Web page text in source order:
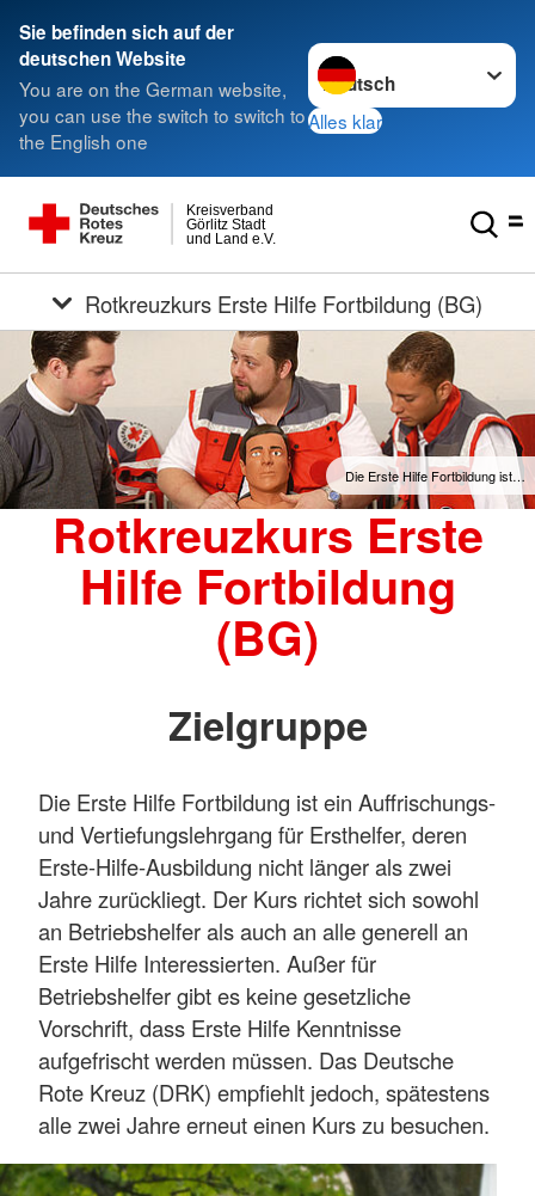
Sie befinden sich auf der
deutschen Website
You are on the German website,
you can use the switch to switch to
the English one
Sprache wechseln zu
Alles klar
und Land e.V.
Görlitz Stadt
Kreisverband
Rotkreuzkurs Erste Hilfe Fortbildung (BG)
Die Erste Hilfe Fortbildung ist…
Rotkreuzkurs Erste
Hilfe Fortbildung
(BG)
Zielgruppe
Die Erste Hilfe Fortbildung ist ein Auffrischungs-
und Vertiefungslehrgang für Ersthelfer, deren
Erste-Hilfe-Ausbildung nicht länger als zwei
Jahre zurückliegt. Der Kurs richtet sich sowohl
an Betriebshelfer als auch an alle generell an
Erste Hilfe Interessierten. Außer für
Betriebshelfer gibt es keine gesetzliche
Vorschrift, dass Erste Hilfe Kenntnisse
aufgefrischt werden müssen. Das Deutsche
Rote Kreuz (DRK) empfiehlt jedoch, spätestens
alle zwei Jahre erneut einen Kurs zu besuchen.